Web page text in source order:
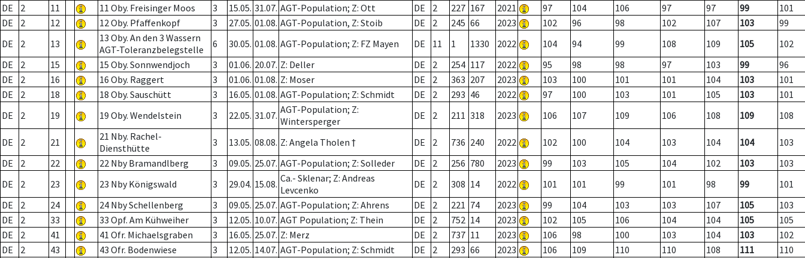
DE
2 11 11 Oby. Freisinger Moos 3 15.05. 31.07. AGT-Population; Z: Ott DE 2 227 167 2021 97 104 106 97 97 99
101
DE
2 12 12 Oby. Pfaffenkopf 3 27.05. 01.08. AGT-Population, Z: Stoib DE 2 245 66 2023 102 96 98 102 107 103
99
DE
2 13
13 Oby. An den 3 Wassern
AGT-Toleranzbelegstelle
6 30.05. 01.08. AGT-Population; Z: FZ Mayen DE 11 1 1330 2022 104 94 99 108 109 105
102
DE
2 15 15 Oby. Sonnwendjoch 3 01.06. 20.07. Z: Deller DE 2 254 117 2022 95 98 98 97 103 99
96
DE
2 16 16 Oby. Raggert 3 01.06. 01.08. Z: Moser DE 2 363 207 2023 103 100 101 101 104 103
101
DE
2 18 18 Oby. Sauschütt 3 16.05. 01.08. AGT-Population; Z: Schmidt DE 2 293 46 2022 97 100 103 101 105 103
101
DE
2 19 19 Oby. Wendelstein 3 22.05. 31.07. AGT-Population; Z:
Wintersperger
DE 2 211 318 2023 106 107 109 106 108 109 108
DE 2 21
21 Nby. Rachel-
Diensthütte
3 13.05. 08.08. Z: Angela Tholen † DE 2 736 240 2022 102 100 104 103 104 104
103
DE
2 22 22 Nby Bramandlberg 3 09.05. 25.07. AGT-Population; Z: Solleder DE 2 256 780 2023 99 103 105 104 102 103
103
DE
2 23 23 Nby Königswald 3 29.04. 15.08. Ca.- Sklenar; Z: Andreas
Levcenko
DE 2 308 14 2022 101 101 99 101 98 99
101
DE
2 24 24 Nby Schellenberg 3 09.05. 25.07. AGT-Population; Z: Ahrens DE 2 221 74 2023 99 104 103 103 107 105
103
DE
2 33 33 Opf. Am Kühweiher 3 12.05. 10.07. AGT Population; Z: Thein DE 2 752 14 2023 102 105 106 104 104 105
105
DE
2 41 41 Ofr. Michaelsgraben 3 16.05. 25.07. Z: Merz DE 2 737 11 2023 106 98 100 103 104 103
102
DE
2 43 43 Ofr. Bodenwiese 3 12.05. 14.07. AGT-Population; Z: Schmidt DE 2 293 66 2023 106 109 110 110 108 111
110